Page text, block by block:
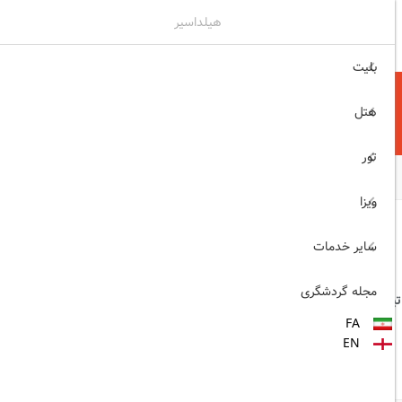
۰۲۱۷۷۶۵۵۹۶۰
هیلداسیر
بلیت
هتل
تور
ویزا
سایر خدمات
مجله گردشگری
FA
EN